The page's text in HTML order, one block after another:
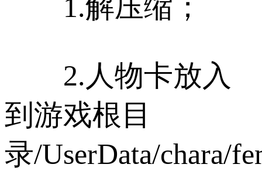
1.解压缩；
2.人物卡放入
到游戏根目
录/UserData/chara/